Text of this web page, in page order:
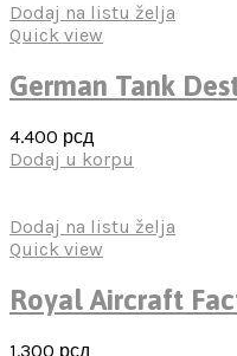
Dodaj na listu želja
Quick view
German Tank
4.400 рсд
Dodaj u korpu
Dodaj na listu želja
Quick view
Royal Aircraft
1.300 рсд